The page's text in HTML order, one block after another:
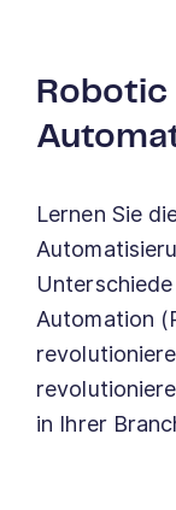
Robotic
Lernen Sie
Automation
in Ihrer